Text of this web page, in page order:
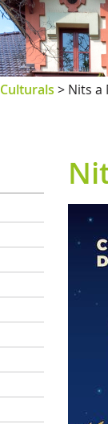
Culturals > Nits a